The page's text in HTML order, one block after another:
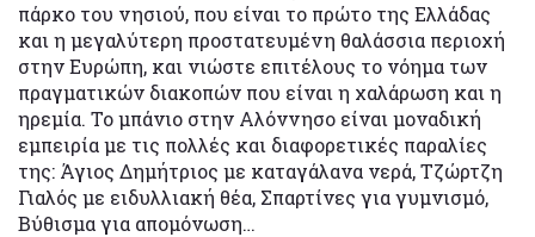
πάρκο του νησιού, που είναι το πρώτο της Ελλάδας
και η μεγαλύτερη προστατευμένη θαλάσσια περιοχή
στην Ευρώπη, και νιώστε επιτέλους το νόημα των
πραγματικών διακοπών που είναι η χαλάρωση και η
ηρεμία. Το μπάνιο στην Αλόννησο είναι μοναδική
εμπειρία με τις πολλές και διαφορετικές παραλίες
της: Άγιος Δημήτριος με καταγάλανα νερά, Τζώρτζη
Γιαλός με ειδυλλιακή θέα, Σπαρτίνες για γυμνισμό,
Βύθισμα για απομόνωση…